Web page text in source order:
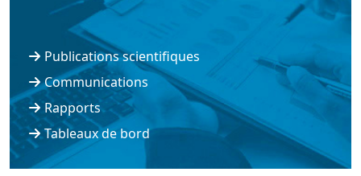
Publications scientifiques
Communications
Rapports
Tableaux de bord